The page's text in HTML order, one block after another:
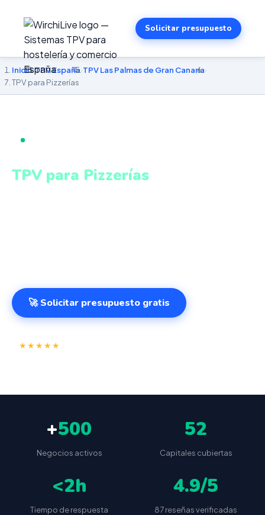
Solicitar presupuesto
Inicio›TPV España›TPV Las Palmas de Gran Canaria›
TPV para Pizzerías
TPV para Pizzerías
🚀 Solicitar presupuesto gratis
★★★★★
+500
Negocios activos
52
Capitales cubiertas
<2h
Tiempo de respuesta
4.9/5
87 reseñas verificadas